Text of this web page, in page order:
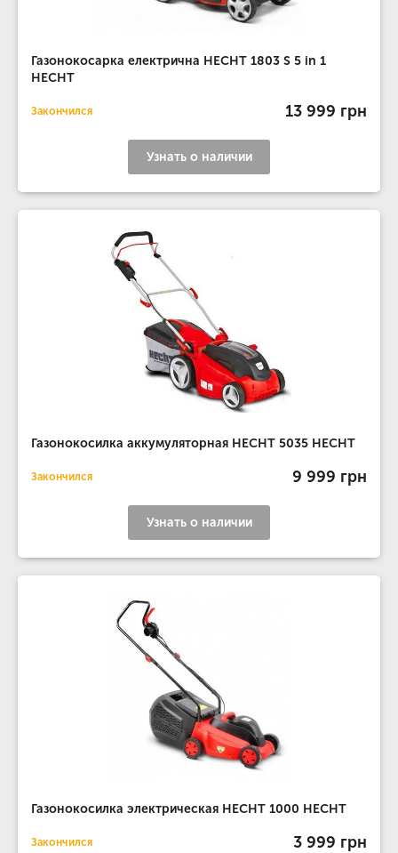
Газонокосарка електрична HECHT 1803 S 5 in 1
HECHT
Закончился 13 999 грн
Узнать о наличии
Газонокосилка аккумуляторная HECHT 5035 HECHT
Закончился 9 999 грн
Узнать о наличии
Газонокосилка электрическая HECHT 1000 HECHT
Закончился 3 999 грн